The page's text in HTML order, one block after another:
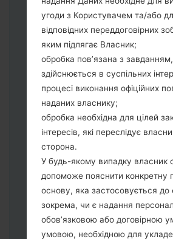
зробити:
Натисніть та
живлення, збільшення
Натисніть та
зменшення та
Підключивши
використовуючи USB
Натисніть та
живлення, збільшення
додому.
Підключіть USB кабель
клавіші: зменшення звуку
Натисніть та
живлення та збільшення
Далі підключить
програма Odin повина
угоди з Користувачем та/або
відповідних переддоговірних
яким підлягає Власник;
обробка пов’язана з
здійснюється в суспільних
процесі виконання офіційних
наданих власнику;
обробка необхідна для цілей
інтересів, які переслідує
сторона.
У будь-якому випадку власник
допоможе пояснити конкретну
основу, яка застосовується до
зокрема, чи є надання
обов’язковою або договірною
умовою, необхідною для